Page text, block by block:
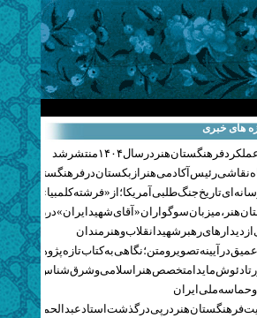
های خبری
فرهنگستان هنر در سال ۱۴۰۴ منتشر شد
نقاشی رئیس آکادمی هنر ازبکستان در فرهنگستان هنر
تاریخ جنگ‌طلبی آمریکا؛ از «فرشته کلمبیا» تا
هنر، میزبان سوگواران «آقای شهید ایران» در
دیدارهای رهبر شهید انقلاب و هنرمندان
در آیینه تصویر و متن؛ نگاهی به کتاب تازه پژوهشکده
تادئوش مایدا متخصص هنر اسلامی و شرق‌شناس
حماسه ملی ایران
فرهنگستان هنر در پی درگذشت استاد عبدالحمید نقره‌کار